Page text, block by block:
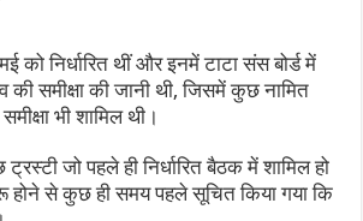
निर्धारित थीं और इनमें टाटा संस बोर्ड में
की समीक्षा की जानी थी, जिसमें कुछ नामित
भी शामिल थी।
जो पहले ही निर्धारित बैठक में शामिल हो
से कुछ ही समय पहले सूचित किया गया कि